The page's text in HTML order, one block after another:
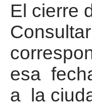
El cierre
esa
a la